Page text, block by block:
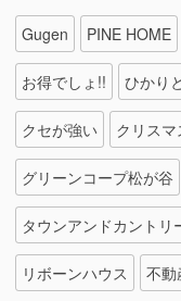
Gugen PINE HOME
お得でしょ!! ひかり
クセが強い クリスマ
グリーンコープ松が谷
タウンアンドカントリ
リボーンハウス 不動